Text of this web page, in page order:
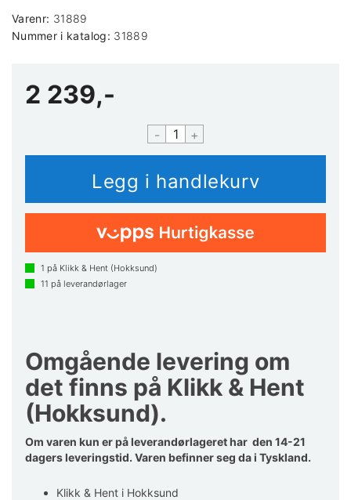
Varenr: 31889
Nummer i katalog: 31889
2 239,-
- +
1 på Klikk & Hent (Hokksund)
11 på leverandørlager
Omgående levering om
det finns på Klikk & Hent
(Hokksund).
Om varen kun er på leverandørlageret har den 14-21
dagers leveringstid. Varen befinner seg da i Tyskland.
Klikk & Hent i Hokksund